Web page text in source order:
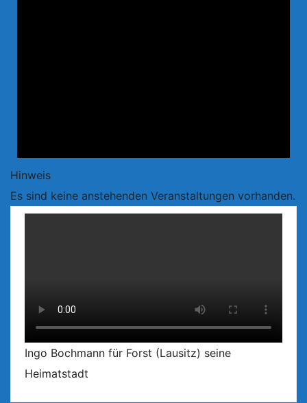
Hinweis
Es sind keine anstehenden Veranstaltungen vorhanden.
Ingo Bochmann für Forst (Lausitz) seine
Heimatstadt